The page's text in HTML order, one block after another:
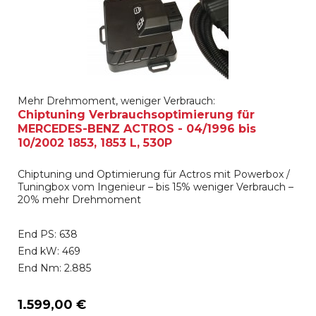
Mehr Drehmoment, weniger Verbrauch:
Chiptuning Verbrauchsoptimierung für
MERCEDES-BENZ ACTROS - 04/1996 bis
10/2002 1853, 1853 L, 530P
Chiptuning und Optimierung für Actros mit Powerbox /
Tuningbox vom Ingenieur – bis 15% weniger Verbrauch –
20% mehr Drehmoment
End PS: 638
End kW: 469
End Nm: 2.885
1.599,00 €